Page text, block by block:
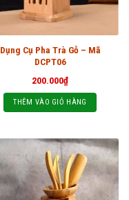
Dụng Cụ Pha Trà Gỗ – Mã
DCPT06
200.000₫
THÊM VÀO GIỎ HÀNG